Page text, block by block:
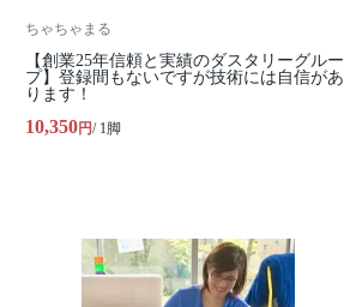
ちゃちゃまる
【創業25年信頼と実績のダスタリーグルー
プ】登録間もないですが技術には自信があ
ります！
10,350円/ 1脚